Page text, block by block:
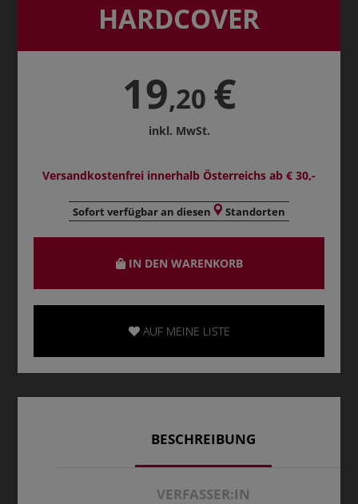
HARDCOVER
19,20 €
inkl. MwSt.
Versandkostenfrei innerhalb Österreichs ab € 30,-
Sofort verfügbar an diesen Standorten
IN DEN WARENKORB
AUF MEINE LISTE
BESCHREIBUNG
VERFASSER:IN